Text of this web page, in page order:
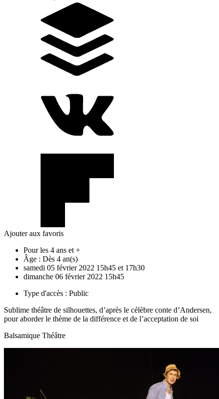
Ajouter aux favoris
Pour les 4 ans et +
Âge : Dès 4 an(s)
samedi 05 février 2022 15h45 et 17h30
dimanche 06 février 2022 15h45
Type d'accès : Public
Sublime théâtre de silhouettes, d’après le célèbre conte d’Andersen,
pour aborder le thème de la différence et de l’acceptation de soi
Balsamique Théâtre